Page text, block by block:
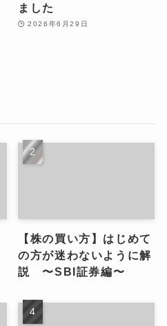
ました
2026年6月29日
【株の買い方】はじめて
の方が迷わないように解
説 〜SBI証券編〜